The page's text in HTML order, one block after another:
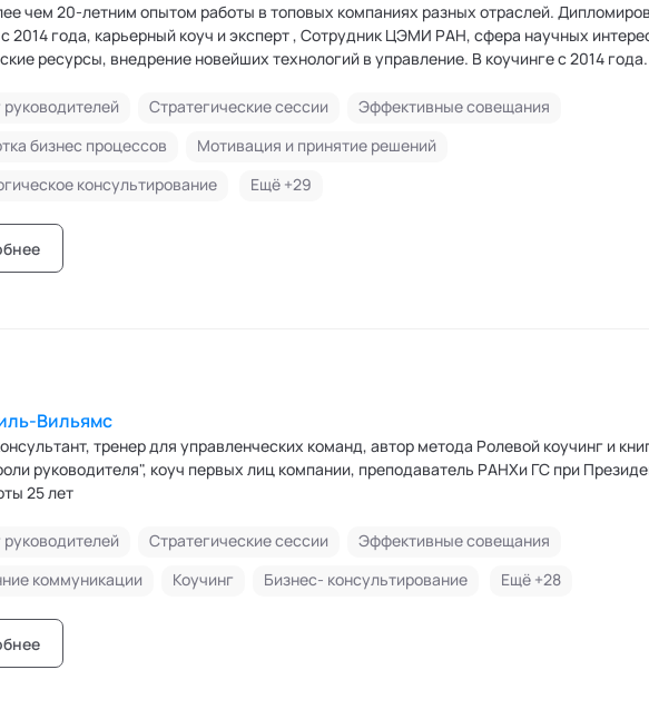
чем 20-летним опытом работы в топовых компаниях разных отраслей.
ресурсы, внедрение новейших технологий в управление. В коучинге с 2014
никель, Сибур, Ozon, Wildberries, Соколов, в российских и международных
тренера по развитию компетенций Имею богатый опыт работы с запросами по
выстраиванию карьеры, работы с перфекционизмом, синдромом самозванца,
развитие: рост в текущей области, смена рода деятельности, поиск
профессий. 3. Личная эффективность: тайм-менеджмент, исследование
которые помогут двигаться к своей цели. 4. Эффективная коммуникация:
сотрудниками и коллегами. 5. Поиск себя, выстраивание отношений с близкими. 6.
руководителей Стратегические сессии
Эффективные совещания
бизнес процессов
Мотивация и принятие решений
консультирование
Ещё +29
Вильямс
тренер для управленческих команд, автор метода Ролевой коучинг и
руководителя", коуч первых лиц компании, преподаватель РАНХи ГС при
25 лет
руководителей Стратегические сессии
Эффективные совещания
коммуникации
Коучинг Бизнес- консультирование Ещё +28